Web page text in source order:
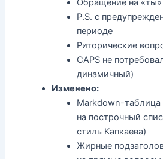
Обращение на
P.S. с
периоде
Риторические
CAPS не
динамичный)
Изменено:
Markdown-таблица
на построчный
стиль Капкаева)
Жирные